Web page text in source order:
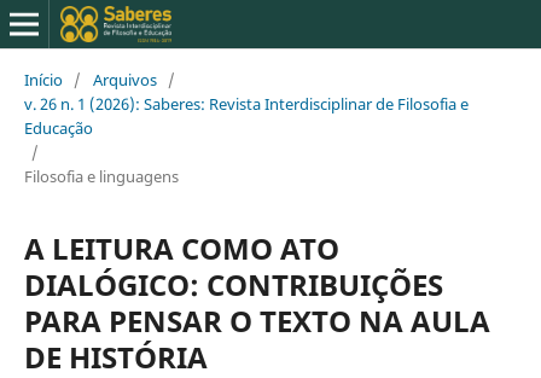
Início / Arquivos /
v. 26 n. 1 (2026): Saberes: Revista Interdisciplinar de Filosofia e
Educação
/
Filosofia e linguagens
A LEITURA COMO ATO
DIALÓGICO: CONTRIBUIÇÕES
PARA PENSAR O TEXTO NA AULA
DE HISTÓRIA